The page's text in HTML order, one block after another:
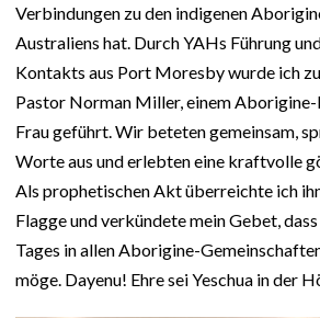
Verbindungen zu den indigenen
Australiens hat. Durch YAHs Führung
Kontakts aus Port Moresby wurde ich
Pastor Norman Miller, einem Aborigine-
Frau geführt. Wir beteten gemeinsam,
Worte aus und erlebten eine kraftvolle
Als prophetischen Akt überreichte ich
Flagge und verkündete mein Gebet,
Tages in allen Aborigine-
möge. Dayenu! Ehre sei Yeschua in der